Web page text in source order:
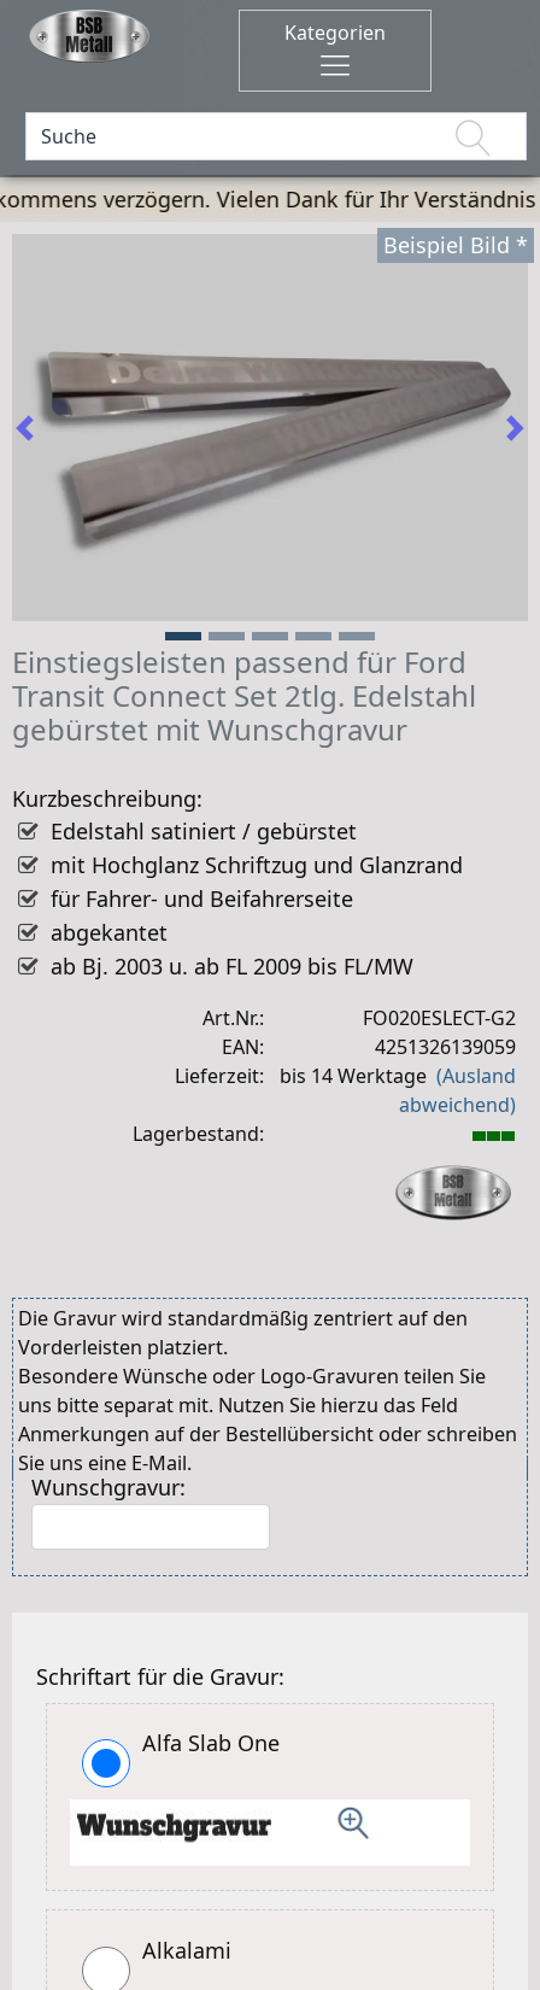
Vielen Dank für Ihr Verständnis und Ihre Geduld!
Previous
Einstiegsleisten passend für Ford
Transit Connect Set 2tlg. Edelstahl
gebürstet mit Wunschgravur
Kurzbeschreibung:
Edelstahl satiniert / gebürstet
mit Hochglanz Schriftzug und Glanzrand
für Fahrer- und Beifahrerseite
abgekantet
ab Bj. 2003 u. ab FL 2009 bis FL/MW
Art.Nr.:
FO020ESLECT-G2
EAN:
4251326139059
Lieferzeit:
bis 14 Werktage (Ausland
abweichend)
Lagerbestand:
Die Gravur wird standardmäßig zentriert auf den
Vorderleisten platziert.
Besondere Wünsche oder Logo-Gravuren teilen Sie
uns bitte separat mit. Nutzen Sie hierzu das Feld
Anmerkungen auf der Bestellübersicht oder schreiben
Sie uns eine E-Mail.
Wunschgravur:
Schriftart für die Gravur:
Alfa Slab One
Alkalami